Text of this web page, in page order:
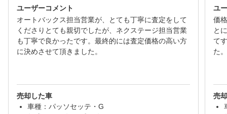
ユーザーコメント
オートバックス担当営業が、とても丁寧に査定をして
くださりとても親切でしたが、ネクステージ担当営業
も丁寧で良かったです。最終的には査定価格の高い方
に決めさせて頂きました。
売却した車
車種：パッソセッテ・G
ユ
価
と
て
た
売